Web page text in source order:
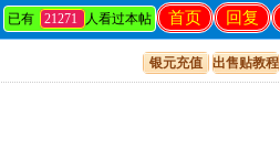
回复
首页
已有 21271 人看过本帖
银元充值 出售贴教程